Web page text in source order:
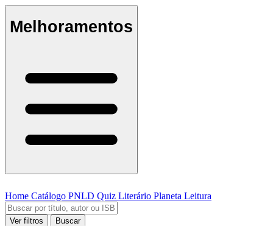
Melhoramentos
Home Catálogo PNLD Quiz Literário Planeta Leitura
Ver filtros
Buscar